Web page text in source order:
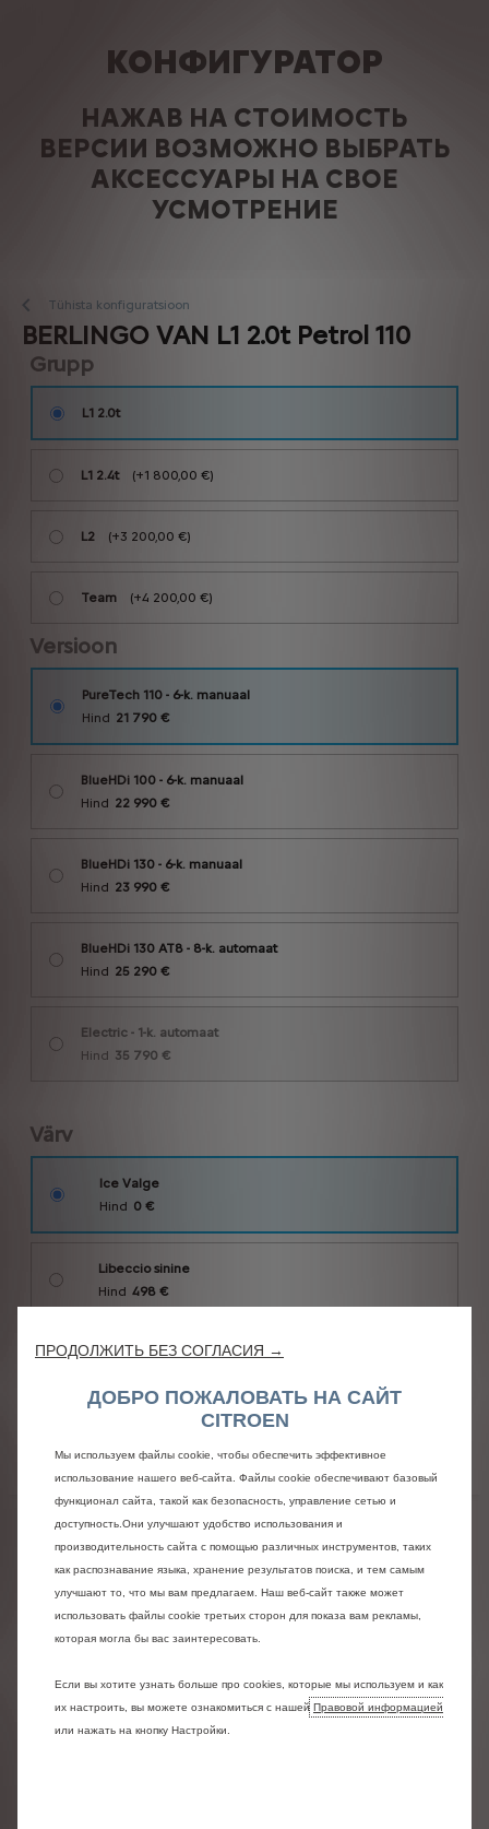
КОНФИГУРАТОР
НАЖАВ НА СТОИМОСТЬ
ВЕРСИИ ВОЗМОЖНО ВЫБРАТЬ
АКСЕССУАРЫ НА СВОЕ
УСМОТРЕНИЕ
ПРОДОЛЖИТЬ БЕЗ СОГЛАСИЯ →
ДОБРО ПОЖАЛОВАТЬ НА САЙТ
CITROEN
Мы используем файлы cookie, чтобы обеспечить эффективное
использование нашего веб-сайта. Файлы cookie обеспечивают базовый
функционал сайта, такой как безопасность, управление сетью и
доступность.Они улучшают удобство использования и
производительность сайта с помощью различных инструментов, таких
как распознавание языка, хранение результатов поиска, и тем самым
улучшают то, что мы вам предлагаем. Наш веб-сайт также может
использовать файлы cookie третьих сторон для показа вам рекламы,
которая могла бы вас заинтересовать.
Если вы хотите узнать больше про cookies, которые мы используем и как
их настроить, вы можете ознакомиться с нашей Правовой информацией
или нажать на кнопку Настройки.